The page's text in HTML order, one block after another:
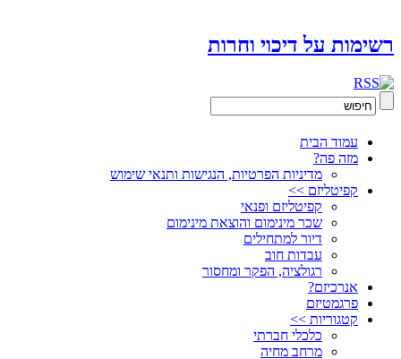
רשימות על דיכוי וחרות
עמוד הבית
מזה פה?
מדיניות הפרטיות, הנגישות ותנאי שימוש
קפיטליזם >>
קפיטליזם ופנאי
שכר מינימום והוצאת מינימום
דיור למתחילים
עבדות חוב
רגולציה, הפקר ומחסור
אנרכיזם?
פרגמטיזם
קטגוריות >>
כלכלי חברתי
מרחב מחיה